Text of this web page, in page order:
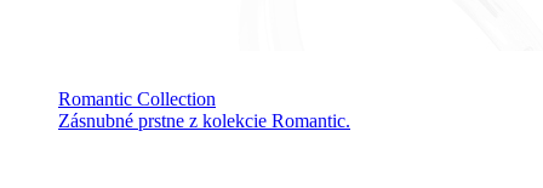
Romantic Collection
Zásnubné prstne z kolekcie Romantic.